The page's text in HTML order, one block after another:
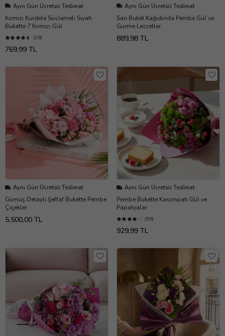
Aynı Gün Ücretsiz Teslimat
Kırmızı Kurdele Süslemeli Siyah
Bukette 7 Kırmızı Gül
(28)
769,99 TL
Aynı Gün Ücretsiz Teslimat
Sarı Buket Kağıdında Pembe Gül ve
Gurme Lezzetler
889,98 TL
Aynı Gün Ücretsiz Teslimat
Gümüş Detaylı Şeffaf Bukette Pembe
Çiçekler
5.500,00 TL
Aynı Gün Ücretsiz Teslimat
Pembe Bukette Kasımpatı Gül ve
Papatyalar
(89)
929,99 TL